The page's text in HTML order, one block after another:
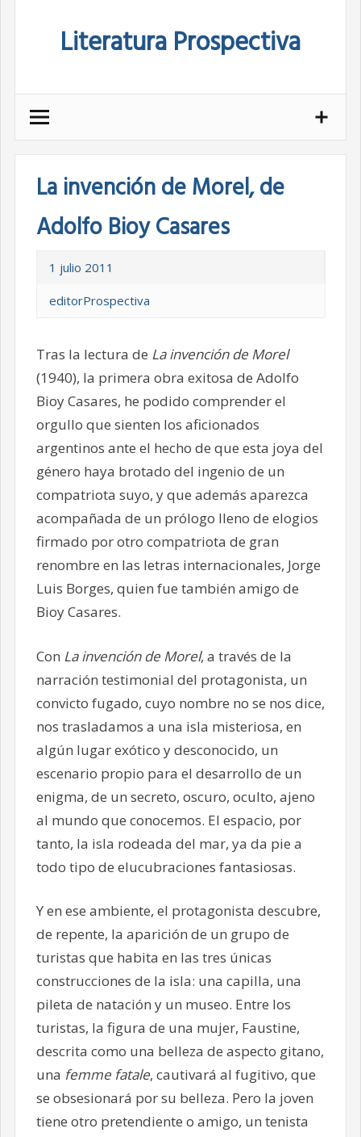
Literatura Prospectiva
La invención de Morel, de
Adolfo Bioy Casares
1 julio 2011
editorProspectiva
Tras la lectura de La invención de Morel
(1940), la primera obra exitosa de Adolfo
Bioy Casares, he podido comprender el
orgullo que sienten los aficionados
argentinos ante el hecho de que esta joya del
género haya brotado del ingenio de un
compatriota suyo, y que además aparezca
acompañada de un prólogo lleno de elogios
firmado por otro compatriota de gran
renombre en las letras internacionales, Jorge
Luis Borges, quien fue también amigo de
Bioy Casares.
Con La invención de Morel, a través de la
narración testimonial del protagonista, un
convicto fugado, cuyo nombre no se nos dice,
nos trasladamos a una isla misteriosa, en
algún lugar exótico y desconocido, un
escenario propio para el desarrollo de un
enigma, de un secreto, oscuro, oculto, ajeno
al mundo que conocemos. El espacio, por
tanto, la isla rodeada del mar, ya da pie a
todo tipo de elucubraciones fantasiosas.
Y en ese ambiente, el protagonista descubre,
de repente, la aparición de un grupo de
turistas que habita en las tres únicas
construcciones de la isla: una capilla, una
pileta de natación y un museo. Entre los
turistas, la figura de una mujer, Faustine,
descrita como una belleza de aspecto gitano,
una femme fatale, cautivará al fugitivo, que
se obsesionará por su belleza. Pero la joven
tiene otro pretendiente o amigo, un tenista